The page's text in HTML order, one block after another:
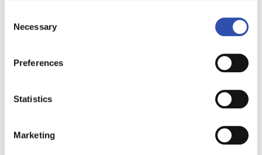
Selection
Necessary
Preferences
Statistics
Marketing
vr.fi:n kautta, jos juna myöhästyi vähintään 60
minuuttia lipussa näkyvästä saapumisajasta.